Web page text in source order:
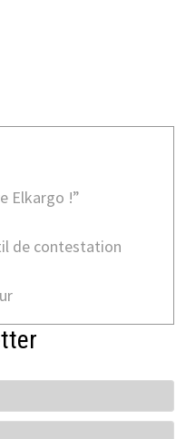
Elkargo !”
de contestation